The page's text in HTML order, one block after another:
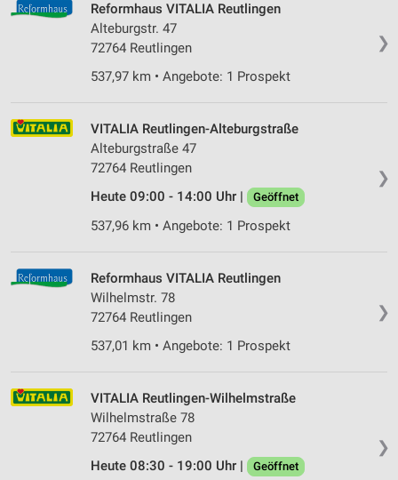
❯
Reformhaus VITALIA Reutlingen
Alteburgstr. 47
72764 Reutlingen
537,97 km • Angebote: 1 Prospekt
❯
VITALIA Reutlingen-Alteburgstraße
Alteburgstraße 47
72764 Reutlingen
Heute 09:00 - 14:00 Uhr |
Geöffnet
537,96 km • Angebote: 1 Prospekt
❯
Reformhaus VITALIA Reutlingen
Wilhelmstr. 78
72764 Reutlingen
537,01 km • Angebote: 1 Prospekt
❯
VITALIA Reutlingen-Wilhelmstraße
Wilhelmstraße 78
72764 Reutlingen
Heute 08:30 - 19:00 Uhr |
Geöffnet